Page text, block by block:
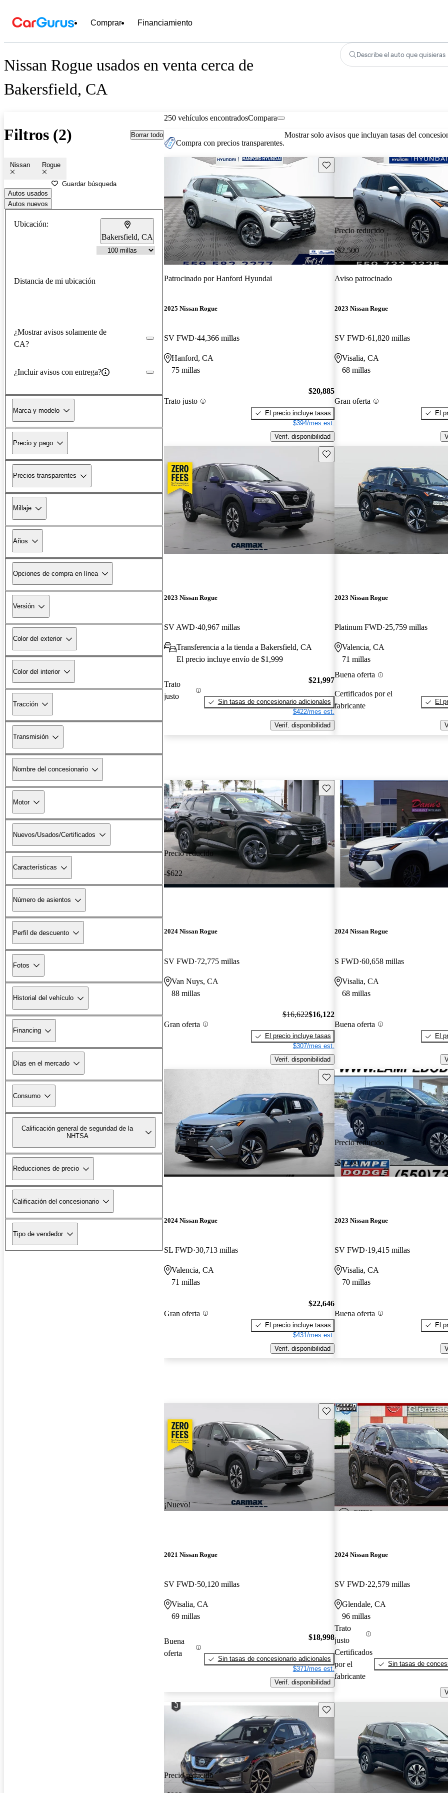
Comprar Financiamiento
Nissan Rogue usados en venta cerca de
Bakersfield, CA
Describe el auto que quisieras
Filtros (2) Borrar todo
Nissan Rogue
Guardar búsqueda
Autos usados
Autos nuevos
Ubicación:
Bakersfield, CA
Distancia de mi ubicación
¿Mostrar avisos solamente de
CA?
¿Incluir avisos con entrega?
Marca y modelo
Precio y pago
Precios transparentes
Millaje
Años
Opciones de compra en línea
Versión
Color del exterior
Color del interior
Tracción
Transmisión
Nombre del concesionario
Motor
Nuevos/Usados/Certificados
Características
Número de asientos
Perfil de descuento
Fotos
Historial del vehículo
Financing
Días en el mercado
Consumo
Calificación general de seguridad de la
NHTSA
Reducciones de precio
Calificación del concesionario
Tipo de vendedor
250 vehículos encontradosCompara
Compra con precios transparentes.
Mostrar solo avisos que incluyan tasas del
Guarda este Aviso
Patrocinado porHanford Hyundai
2025 Nissan Rogue
SV FWD 44,366 millas
Hanford, CA
75 millas
Trato justo
$20,885
El precio incluye tasas
$394/mes est.
Verif. disponibilidad
Precio reducido
-$2,500
Aviso patrocinado
2023 Nissan Rogue
SV FWD 61,820 millas
Visalia, CA
68 millas
Gran oferta
El
Guarda este Aviso
2023 Nissan Rogue
SV AWD 40,967 millas
Transferencia a la tienda a Bakersfield, CA
El precio incluye envío de $1,999
Trato
justo
$21,997
Sin tasas de concesionario adicionales
$422/mes est.
Verif. disponibilidad
2023 Nissan Rogue
Platinum FWD 25,759 millas
Valencia, CA
71 millas
Buena oferta
Certificados por el
fabricante
El
Precio reducido
-$622
Guarda este Aviso
2024 Nissan Rogue
SV FWD 72,775 millas
Van Nuys, CA
88 millas
Gran oferta
$16,622$16,122
El precio incluye tasas
$307/mes est.
Verif. disponibilidad
2024 Nissan Rogue
S FWD 60,658 millas
Visalia, CA
68 millas
Buena oferta
El
Guarda este Aviso
2024 Nissan Rogue
SL FWD 30,713 millas
Valencia, CA
71 millas
Gran oferta
$22,646
El precio incluye tasas
$431/mes est.
Verif. disponibilidad
Precio reducido
-$1,500
2023 Nissan Rogue
SV FWD 19,415 millas
Visalia, CA
70 millas
Buena oferta
El
¡Nuevo!
Guarda este Aviso
2021 Nissan Rogue
SV FWD 50,120 millas
Visalia, CA
69 millas
Buena
oferta
$18,998
Sin tasas de concesionario adicionales
$371/mes est.
Verif. disponibilidad
2024 Nissan Rogue
SV FWD 22,579 millas
Glendale, CA
96 millas
Trato
justo
Certificados
por el
fabricante
Sin tasas de
Precio reducido
Guarda este Aviso